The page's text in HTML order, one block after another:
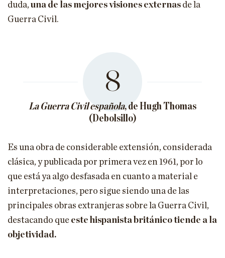
duda,una de las mejores visiones externas de la
Guerra Civil.
8
La Guerra Civil española, de Hugh Thomas
(Debolsillo)
Es una obra de considerable extensión, considerada
clásica, y publicada por primera vez en 1961, por lo
que está ya algo desfasada en cuanto a material e
interpretaciones, pero sigue siendo una de las
principales obras extranjeras sobre la Guerra Civil,
destacando que este hispanista británico tiende a la
objetividad.